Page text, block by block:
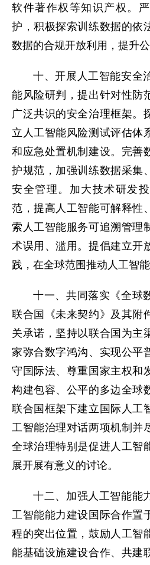
软件著作权等知识产权。
护，积极探索训练数据的依
数据的合规开放利用，提升
十、开展人工智能安全
能风险研判，提出针对性防
广泛共识的安全治理框架。
立人工智能风险测试评估体
和应急处置机制建设。完善
护规范，加强训练数据采集
安全管理。加大技术研发
范，提高人工智能可解释性
索人工智能服务可追溯管理
术误用、滥用。提倡建立开
践，在全球范围推动人工智
十一、共同落实《全球
联合国《未来契约》及其附
关承诺，坚持以联合国为主
家弥合数字鸿沟、实现公平
守国际法、尊重国家主权和
构建包容、公平的多边全球
联合国框架下建立国际人工
工智能治理对话两项机制并
全球治理特别是促进人工智
展开展有意义的讨论。
十二、加强人工智能能
工智能能力建设国际合作置
程的突出位置，鼓励人工智
能基础设施建设合作、共建